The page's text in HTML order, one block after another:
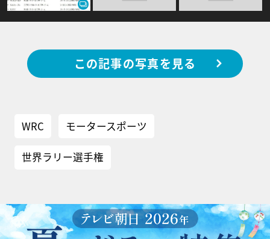
この記事の写真を見る
WRC モータースポーツ
世界ラリー選手権